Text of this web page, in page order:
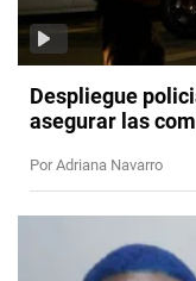
Despliegue
asegurar las
Por Adriana Navarro